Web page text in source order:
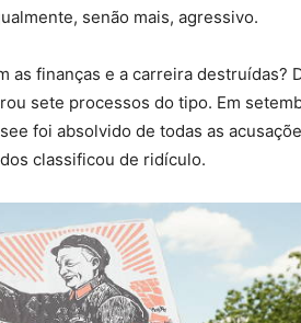
senão mais, agressivo.
as finanças e a carreira destruídas?
sete processos do tipo. Em
foi absolvido de todas as
classificou de ridículo.